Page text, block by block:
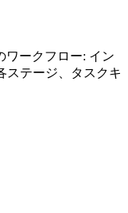
ワークフロー: イン
ステージ、タスクキ